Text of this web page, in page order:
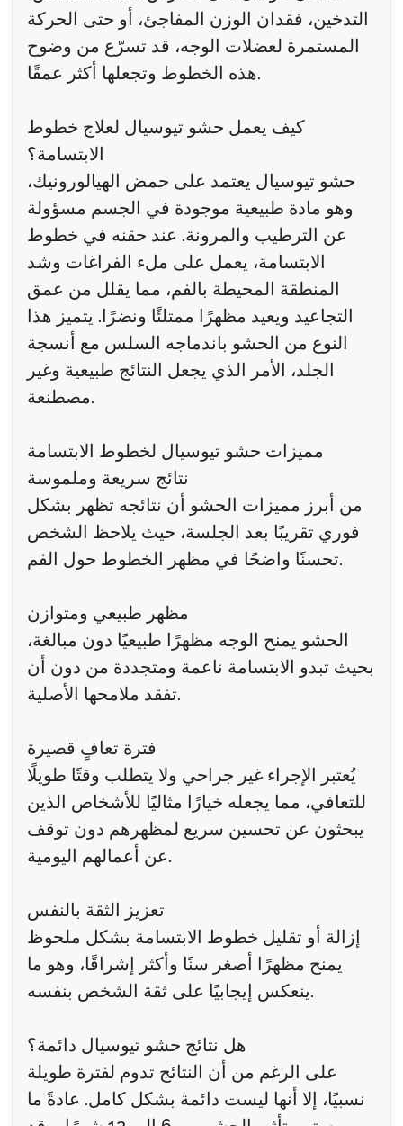
التدخين، فقدان الوزن المفاجئ، أو حتى الحركة
المستمرة لعضلات الوجه، قد تسرّع من وضوح
هذه الخطوط وتجعلها أكثر عمقًا.
كيف يعمل حشو تيوسيال لعلاج خطوط
الابتسامة؟
حشو تيوسيال يعتمد على حمض الهيالورونيك،
وهو مادة طبيعية موجودة في الجسم مسؤولة
عن الترطيب والمرونة. عند حقنه في خطوط
الابتسامة، يعمل على ملء الفراغات وشد
المنطقة المحيطة بالفم، مما يقلل من عمق
التجاعيد ويعيد مظهرًا ممتلئًا ونضرًا. يتميز هذا
النوع من الحشو باندماجه السلس مع أنسجة
الجلد، الأمر الذي يجعل النتائج طبيعية وغير
مصطنعة.
مميزات حشو تيوسيال لخطوط الابتسامة
نتائج سريعة وملموسة
من أبرز مميزات الحشو أن نتائجه تظهر بشكل
فوري تقريبًا بعد الجلسة، حيث يلاحظ الشخص
تحسنًا واضحًا في مظهر الخطوط حول الفم.
مظهر طبيعي ومتوازن
الحشو يمنح الوجه مظهرًا طبيعيًا دون مبالغة،
بحيث تبدو الابتسامة ناعمة ومتجددة من دون أن
تفقد ملامحها الأصلية.
فترة تعافٍ قصيرة
يُعتبر الإجراء غير جراحي ولا يتطلب وقتًا طويلًا
للتعافي، مما يجعله خيارًا مثاليًا للأشخاص الذين
يبحثون عن تحسين سريع لمظهرهم دون توقف
عن أعمالهم اليومية.
تعزيز الثقة بالنفس
إزالة أو تقليل خطوط الابتسامة بشكل ملحوظ
يمنح مظهرًا أصغر سنًا وأكثر إشراقًا، وهو ما
ينعكس إيجابيًا على ثقة الشخص بنفسه.
هل نتائج حشو تيوسيال دائمة؟
على الرغم من أن النتائج تدوم لفترة طويلة
نسبيًا، إلا أنها ليست دائمة بشكل كامل. عادةً ما